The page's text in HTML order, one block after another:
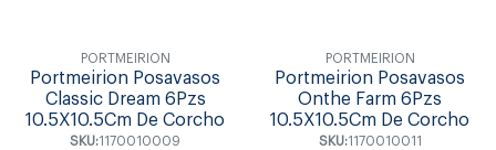
PORTMEIRION
Portmeirion Posavasos
Classic Dream 6Pzs
10.5X10.5Cm De Corcho
SKU:1170010009
PORTMEIRION
Portmeirion Posavasos
Onthe Farm 6Pzs
10.5X10.5Cm De Corcho
SKU:1170010011